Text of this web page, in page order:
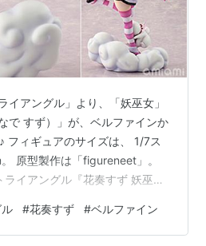
イアングル」より、「妖巫女」
で すず）」が、ベルファインか
フィギュアのサイズは、 1/7ス
原型製作は「figureneet」。
ライアングル『花奏すず 妖巫女
す♪ 【Amazon】あやかしトラ
忍装束ver.』フィギュア【ユニ
#花奏すず #ベルファイン